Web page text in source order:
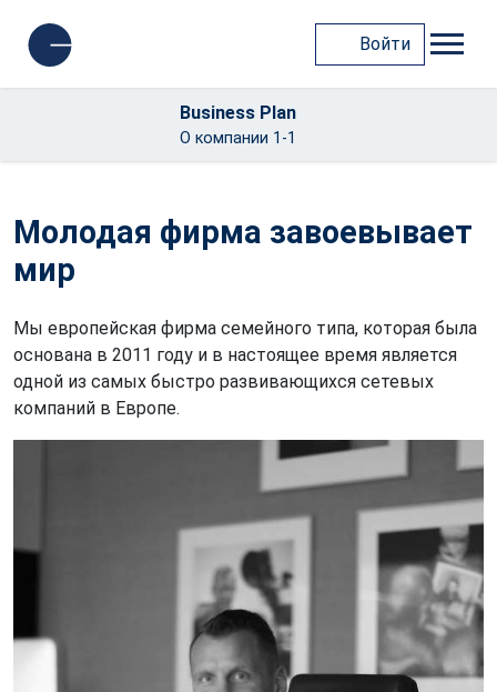
Войти
Business Plan
О компании 1-1
Молодая фирма завоевывает
мир
Мы европейская фирма семейного типа, которая была
основана в 2011 году и в настоящее время является
одной из самых быстро развивающихся сетевых
компаний в Европе.